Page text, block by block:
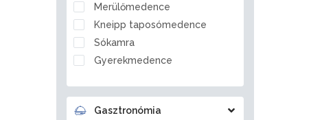
Becsvölgye
Békéscsaba
Békésszentandrás
Bélapátfalva
Merülőmedence
Kneipp taposómedence
Sókamra
Gyerekmedence
Gőzkamra
Aromakabin
Gasztronómia